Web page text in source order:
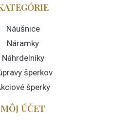
Náušnice
Náramky
Náhrdelníky
šperkov
šperky
MÔJ ÚČET